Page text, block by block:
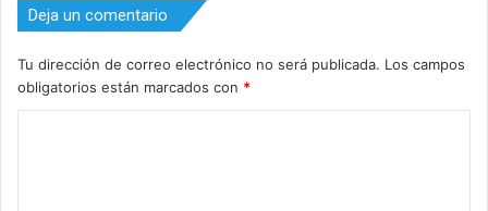
Deja un comentario
Tu dirección de correo electrónico no será publicada. Los campos
obligatorios están marcados con *